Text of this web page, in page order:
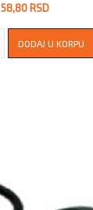
58,80 RSD